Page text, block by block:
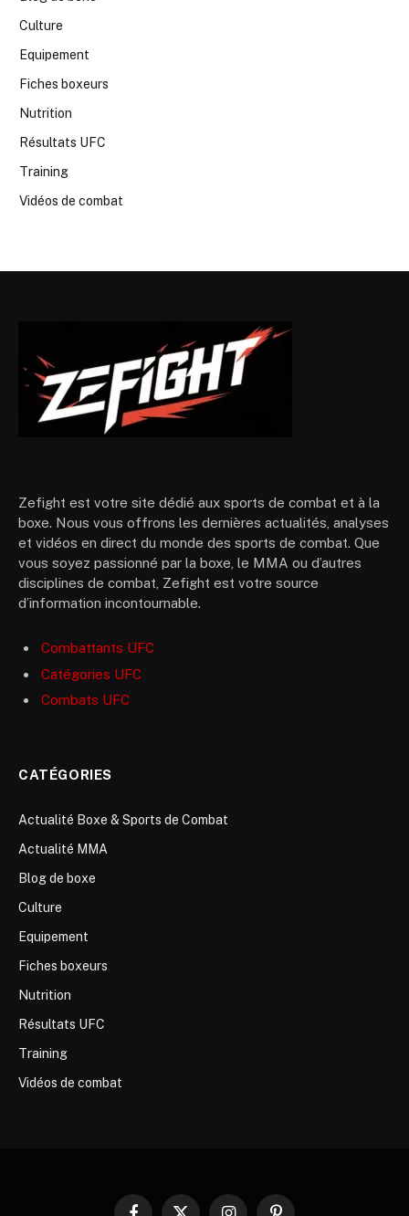
Culture
Equipement
Fiches boxeurs
Nutrition
Résultats UFC
Training
Vidéos de combat
Zefight est votre site dédié aux sports de combat et à la
boxe. Nous vous offrons les dernières actualités, analyses
et vidéos en direct du monde des sports de combat. Que
vous soyez passionné par la boxe, le MMA ou d’autres
disciplines de combat, Zefight est votre source
d’information incontournable.
Combattants UFC
Catégories UFC
Combats UFC
CATÉGORIES
Actualité Boxe & Sports de Combat
Actualité MMA
Blog de boxe
Culture
Equipement
Fiches boxeurs
Nutrition
Résultats UFC
Training
Vidéos de combat